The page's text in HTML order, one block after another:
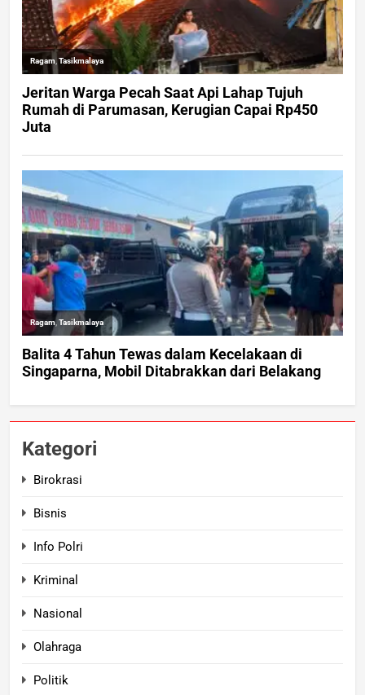
Kategori
Birokrasi
Bisnis
Info Polri
Kriminal
Nasional
Olahraga
Politik